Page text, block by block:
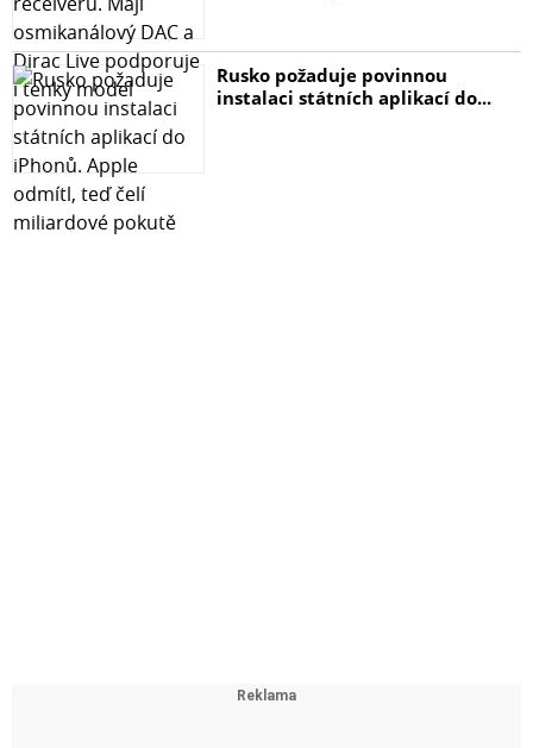
Rusko požaduje povinnou
instalaci státních aplikací do...